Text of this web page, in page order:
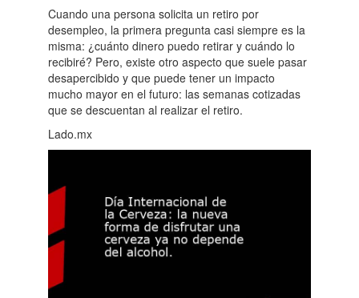
Cuando una persona solicita un retiro por
desempleo, la primera pregunta casi siempre es la
misma: ¿cuánto dinero puedo retirar y cuándo lo
recibiré? Pero, existe otro aspecto que suele pasar
desapercibido y que puede tener un impacto
mucho mayor en el futuro: las semanas cotizadas
que se descuentan al realizar el retiro.
Lado.mx